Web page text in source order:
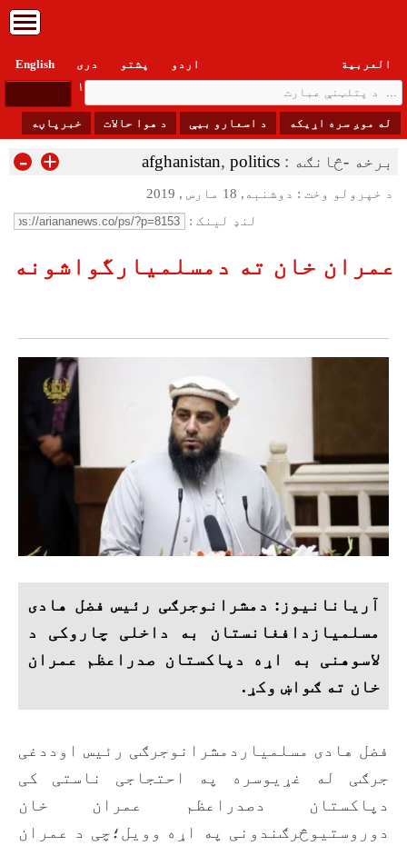
English دری پشتو العربیة
اردو
له موږ سره اړیکه د اسعارو بیې د هوا حالات خبرپاڼه
برخه -څانګه : afghanistan, politics
- +
د خپرولو وخت : دوشنبه, 18 مارس , 2019
لنډ لینک :
عمران خان ته دمسلمیارگواشونه
آریانانیوز: دمشرانوجرګی رئیس فضل هادی
مسلمیازدافغانستان به داخلی چاروکی د
لاسوهنی به اړه دپاکستان صدراعظم عمران
خان ته ګواښ وکړ.
فضل هادی مسلمیاردمشرانوجرګی رئیس اوددغی
جرګی له غړیوسره په احتجاجی ناستی کی
دپاکستان دصدراعظم عمران خان
دوروستیوڅرګندونی په اړه وویل؛چی د عمران